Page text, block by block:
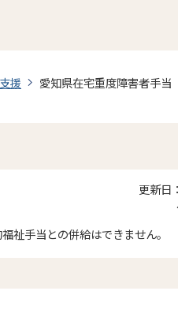
支援 愛知県在宅重度障害者手当
更新日
祉手当との併給はできません。